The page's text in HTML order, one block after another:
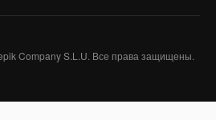
Company S.L.U. Все права защищены.